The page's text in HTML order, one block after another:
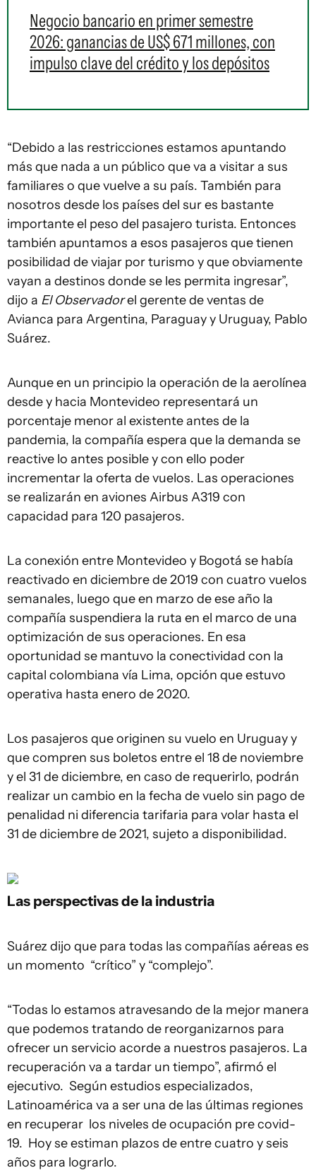
Negocio bancario en primer semestre
2026: ganancias de US$ 671 millones, con
impulso clave del crédito y los depósitos
“Debido a las restricciones estamos apuntando
más que nada a un público que va a visitar a sus
familiares o que vuelve a su país. También para
nosotros desde los países del sur es bastante
importante el peso del pasajero turista. Entonces
también apuntamos a esos pasajeros que tienen
posibilidad de viajar por turismo y que obviamente
vayan a destinos donde se les permita ingresar”,
dijo a El Observadorel gerente de ventas de
Avianca para Argentina, Paraguay y Uruguay, Pablo
Suárez.
Aunque en un principio la operación de la aerolínea
desde y hacia Montevideo representará un
porcentaje menor al existente antes de la
pandemia, la compañía espera que la demanda se
reactive lo antes posible y con ello poder
incrementar la oferta de vuelos. Las operaciones
se realizarán en aviones Airbus A319 con
capacidad para 120 pasajeros.
La conexión entre Montevideo y Bogotá se había
reactivado en diciembre de 2019 con cuatro vuelos
semanales, luego que en marzo de ese año la
compañía suspendiera la ruta en el marco de una
optimización de sus operaciones. En esa
oportunidad se mantuvo la conectividad con la
capital colombiana vía Lima, opción que estuvo
operativa hasta enero de 2020.
Los pasajeros que originen su vuelo en Uruguay y
que compren sus boletos entre el 18 de noviembre
y el 31 de diciembre, en caso de requerirlo, podrán
realizar un cambio en la fecha de vuelo sin pago de
penalidad ni diferencia tarifaria para volar hasta el
31 de diciembre de 2021, sujeto a disponibilidad.
Las perspectivas de la industria
Suárez dijo que para todas las compañías aéreas es
un momento “crítico” y “complejo”.
“Todas lo estamos atravesando de la mejor manera
que podemos tratando de reorganizarnos para
ofrecer un servicio acorde a nuestros pasajeros. La
recuperación va a tardar un tiempo”, afirmó el
ejecutivo. Según estudios especializados,
Latinoamérica va a ser una de las últimas regiones
en recuperar los niveles de ocupación pre covid-
19. Hoy se estiman plazos de entre cuatro y seis
años para lograrlo.